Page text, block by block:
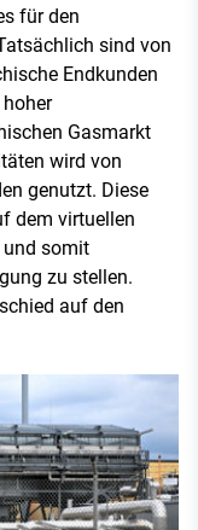
für den
sind von
Endkunden
Gasmarkt
wird von
genutzt. Diese
dem virtuellen
und somit
zu stellen.
auf den